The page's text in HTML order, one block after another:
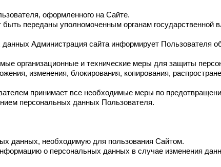
оформленного на Сайте.
переданы уполномоченным органам государственной
Администрация сайта информирует Пользователя
организационные и технические меры для защиты
изменения, блокирования, копирования,
принимает все необходимые меры по
персональных данных Пользователя.
данных, необходимую для пользования Сайтом.
о персональных данных в случае изменения